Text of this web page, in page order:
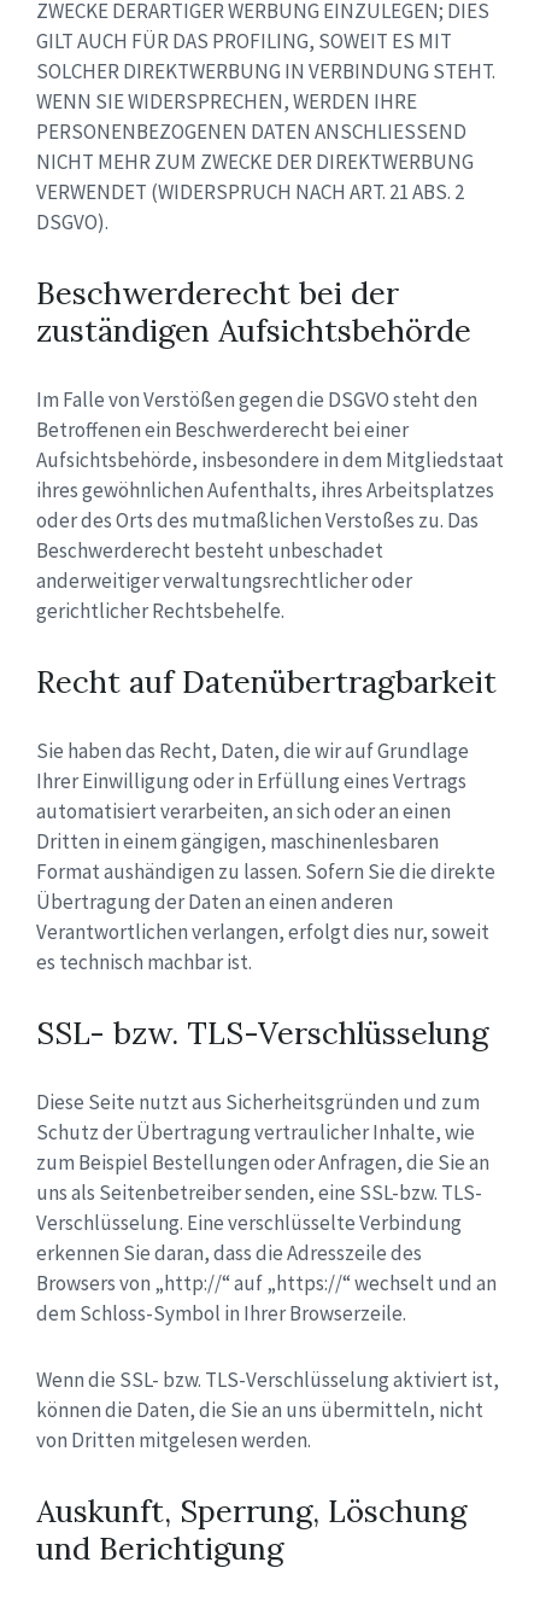
ZWECKE DERARTIGER WERBUNG EINZULEGEN; DIES
GILT AUCH FÜR DAS PROFILING, SOWEIT ES MIT
SOLCHER DIREKTWERBUNG IN VERBINDUNG STEHT.
WENN SIE WIDERSPRECHEN, WERDEN IHRE
PERSONENBEZOGENEN DATEN ANSCHLIESSEND
NICHT MEHR ZUM ZWECKE DER DIREKTWERBUNG
VERWENDET (WIDERSPRUCH NACH ART. 21 ABS. 2
DSGVO).
Beschwerderecht bei der
zuständigen Aufsichtsbehörde
Im Falle von Verstößen gegen die DSGVO steht den
Betroffenen ein Beschwerderecht bei einer
Aufsichtsbehörde, insbesondere in dem Mitgliedstaat
ihres gewöhnlichen Aufenthalts, ihres Arbeitsplatzes
oder des Orts des mutmaßlichen Verstoßes zu. Das
Beschwerderecht besteht unbeschadet
anderweitiger verwaltungsrechtlicher oder
gerichtlicher Rechtsbehelfe.
Recht auf Datenübertragbarkeit
Sie haben das Recht, Daten, die wir auf Grundlage
Ihrer Einwilligung oder in Erfüllung eines Vertrags
automatisiert verarbeiten, an sich oder an einen
Dritten in einem gängigen, maschinenlesbaren
Format aushändigen zu lassen. Sofern Sie die direkte
Übertragung der Daten an einen anderen
Verantwortlichen verlangen, erfolgt dies nur, soweit
es technisch machbar ist.
SSL- bzw. TLS-Verschlüsselung
Diese Seite nutzt aus Sicherheitsgründen und zum
Schutz der Übertragung vertraulicher Inhalte, wie
zum Beispiel Bestellungen oder Anfragen, die Sie an
uns als Seitenbetreiber senden, eine SSL-bzw. TLS-
Verschlüsselung. Eine verschlüsselte Verbindung
erkennen Sie daran, dass die Adresszeile des
Browsers von „http://“ auf „https://“ wechselt und an
dem Schloss-Symbol in Ihrer Browserzeile.
Wenn die SSL- bzw. TLS-Verschlüsselung aktiviert ist,
können die Daten, die Sie an uns übermitteln, nicht
von Dritten mitgelesen werden.
Auskunft, Sperrung, Löschung
und Berichtigung